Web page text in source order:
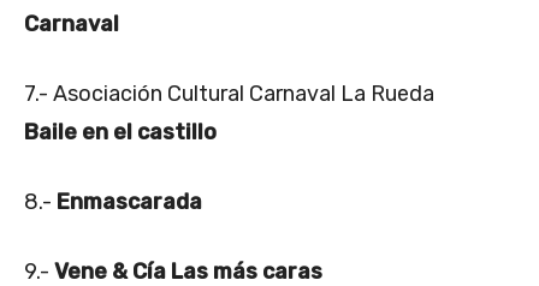
Carnaval
7.- Asociación Cultural Carnaval La Rueda
Baile en el castillo
8.- Enmascarada
9.- Vene & Cía Las más caras